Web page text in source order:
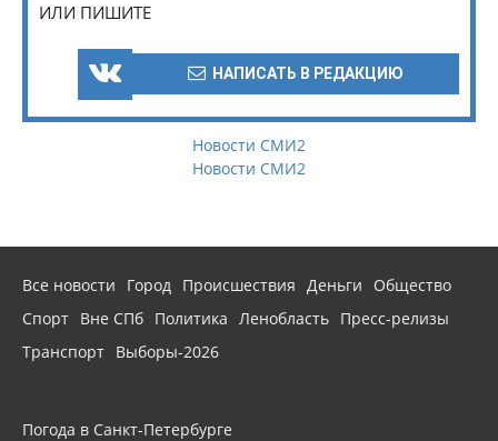
ИЛИ ПИШИТЕ
НАПИСАТЬ В РЕДАКЦИЮ
Новости СМИ2
Новости СМИ2
Все новости Город Происшествия Деньги
Общество
Спорт Вне СПб Политика Ленобласть Пресс-релизы
Транспорт Выборы-2026
Погода в Санкт-Петербурге